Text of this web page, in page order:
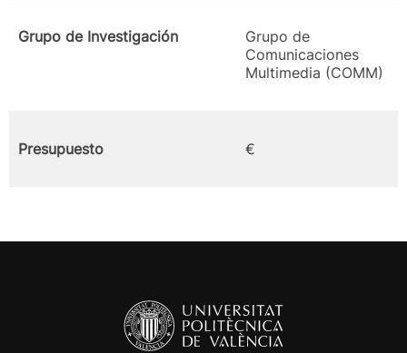
Grupo de Investigación
Grupo de
Comunicaciones
Multimedia (COMM)
Presupuesto €